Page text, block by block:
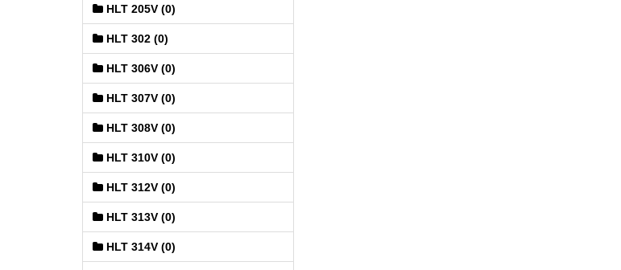
HLT 205V (0)
HLT 302 (0)
HLT 306V (0)
HLT 307V (0)
HLT 308V (0)
HLT 310V (0)
HLT 312V (0)
HLT 313V (0)
HLT 314V (0)